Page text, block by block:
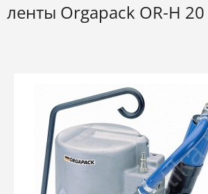
ленты Orgapack OR-H 20